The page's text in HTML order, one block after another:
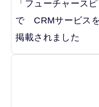
「フューチャース
で CRMサービス
掲載されました